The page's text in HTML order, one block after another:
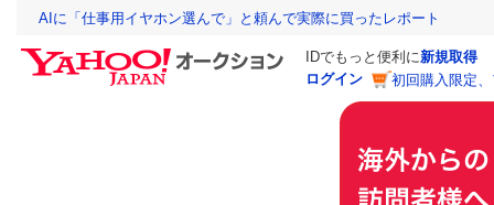
AIに「仕事用イヤホン選んで」と頼んで実際に買ったレポート
IDでもっと便利に新規取得
ログイン
初回購入限定